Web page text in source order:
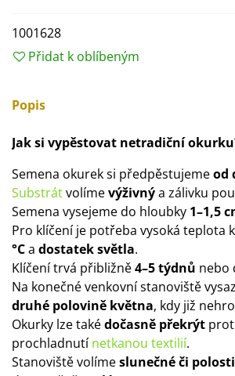
1001628
Přidat k oblíbeným
Popis
Jak si vypěstovat netradiční
Semena okurek si předpěstujemeod
Substrátvolímevýživnýa zálivku
Semena vysejeme do hloubky 1–1,5
Pro klíčení je potřeba vysoká teplota
°Ca dostatek světla.
Klíčení trvá přibližně4–5 týdnů nebo
Na konečné venkovní stanoviště
druhé polovině května, kdy již
Okurky lze takédočasně překrýt
prochladnutínetkanou textilií.
Stanoviště volímeslunečné či